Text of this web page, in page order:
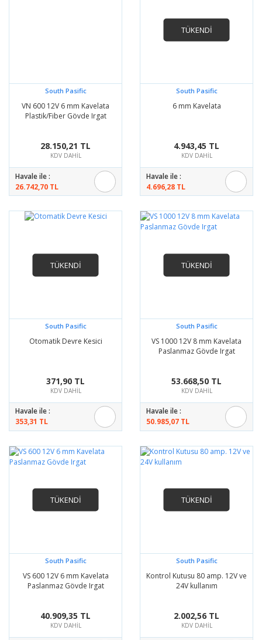
South Pasific
VN 600 12V 6 mm Kavelata
Plastik/Fiber Gövde Irgat
28.150,21 TL
KDV DAHİL
Havale ile :
26.742,70 TL
TÜKENDİ
South Pasific
6 mm Kavelata
4.943,45 TL
KDV DAHİL
Havale ile :
4.696,28 TL
TÜKENDİ
South Pasific
Otomatik Devre Kesici
371,90 TL
KDV DAHİL
Havale ile :
353,31 TL
TÜKENDİ
South Pasific
VS 1000 12V 8 mm Kavelata
Paslanmaz Gövde Irgat
53.668,50 TL
KDV DAHİL
Havale ile :
50.985,07 TL
TÜKENDİ
South Pasific
VS 600 12V 6 mm Kavelata
Paslanmaz Gövde Irgat
40.909,35 TL
KDV DAHİL
TÜKENDİ
South Pasific
Kontrol Kutusu 80 amp. 12V ve
24V kullanım
2.002,56 TL
KDV DAHİL